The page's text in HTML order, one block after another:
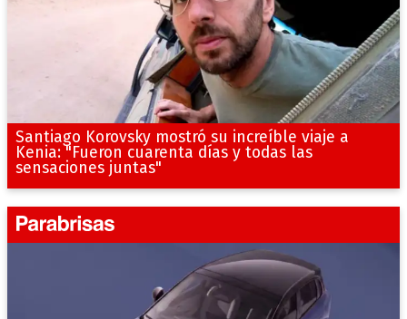
Santiago Korovsky mostró su increíble viaje a
Kenia: "Fueron cuarenta días y todas las
sensaciones juntas"